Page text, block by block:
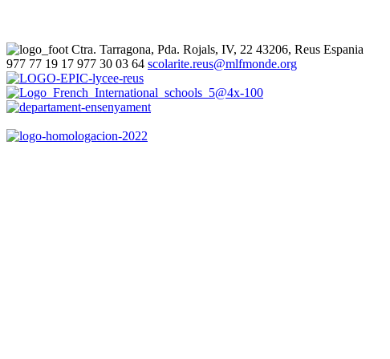
Ctra. Tarragona, Pda. Rojals, IV, 22 43206, Reus Espania
977 77 19 17 977 30 03 64 scolarite.reus@mlfmonde.org